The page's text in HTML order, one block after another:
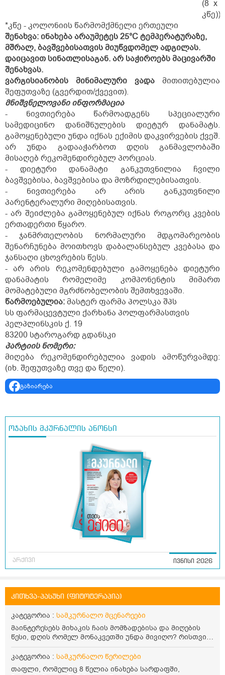
(8 x
კწე))
*კწე - კოლონიის წარმომქმნელი ერთეული
შენახვა:ინახება არაუმეტეს 25°C ტემპერატურაზე,
მშრალ, ბავშვებისათვის მიუწვდომელ ადგილას.
დაიცავით სინათლისაგან. არ საჭიროებს მაცივარში
შენახვას.
ვარგისიანობის მინიმალური ვადა მითითებულია
შეფუთვაზე (გვერდით/ქვევით).
მნიშვნელოვანი ინფორმაცია
- ნივთიერება წარმოადგენს სპეციალური
სამედიცინო დანიშნულების დიეტურ დანამატს.
გამოყენებული უნდა იქნას ექიმის დაკვირვების ქვეშ.
არ უნდა გადააჭარბოთ დღის განმავლობაში
მისაღებ რეკომენდირებულ პორციას.
- დიეტური დანამატი განკუთვნილია ჩვილი
ბავშვებისა, ბავშვებისა და მოზრდილებისათვის.
- ნივთიერება არ არის განკუთვნილი
პარენტერალური მიღებისათვის.
- არ შეიძლება გამოყენებულ იქნას როგორც კვების
ერთადერთი წყარო.
- ჯანმრთელობის ნორმალური მდგომარეობის
შენარჩუნება მოითხოვს დაბალანსებულ კვებასა და
ჯანსაღი ცხოვრების წესს.
- არ არის რეკომენდებული გამოყენება დიეტური
დანამატის რომელიმე კომპონენტის მიმართ
მომატებული მგრძნობელობის შემთხვევაში.
წარმოებულია:მასტერ ფარმა პოლსკა შპს
სს ფარმაცევტული ქარხანა პოლფარმასთვის
პელპლინსკის ქ. 19
83200 სტაროგარდ გდანსკი
პარტიის ნომერი:
მიღება რეკომენდირებულია ვადის ამოწურვამდე:
(იხ. შეფუთვაზე თვე და წელი).
გაზიარება
ოჯახის მკურნალის ანონსი
არქივი ივნისი 2026
კითხვა-პასუხი (ფიტოტერაპია)
კატეგორია : სამკურნალო მცენარეები
მაინტერესებს მიხაკის ჩაის მომზადებისა და მიღების
წესი, დღის რომელ მონაკვეთში უნდა მივიღო? რისთვის
არის სასარგებლო და უკუჩვენება თუ აქვს
კატეგორია : სამკურნალო წერილები
თაფლი, რომელიც 8 წელია ინახება სარდაფში,